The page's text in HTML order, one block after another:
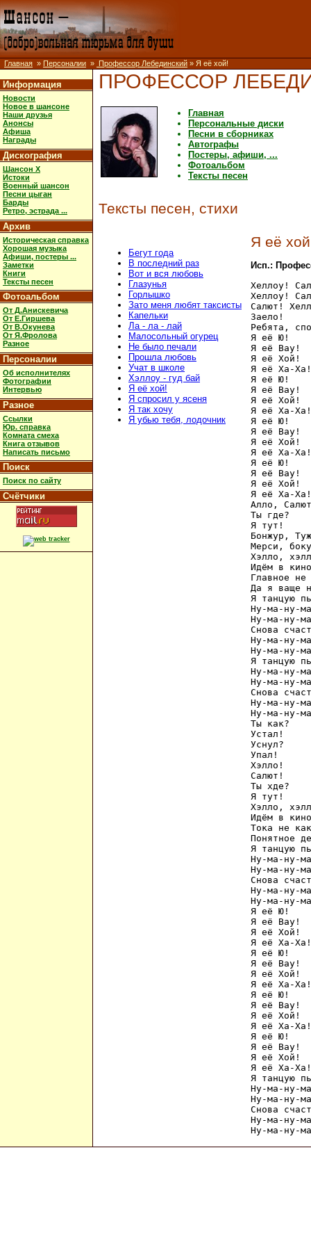
Главная » Персоналии » Профессор Лебединский » Я её хой!
Информация
Новости
Новое в шансоне
Наши друзья
Анонсы
Афиша
Награды
Дискография
Шансон X
Истоки
Военный шансон
Песни цыган
Барды
Ретро, эстрада ...
Архив
Историческая справка
Хорошая музыка
Афиши, постеры ...
Заметки
Книги
Тексты песен
Фотоальбом
От Д.Анискевича
От Е.Гиршева
От В.Окунева
От Я.Фролова
Разное
Персоналии
Об исполнителях
Фотографии
Интервью
Разное
Ссылки
Юр. справка
Комната смеха
Книга отзывов
Написать письмо
Поиск
Поиск по сайту
Счётчики
ПРОФЕССОР
Главная
Персональные диски
Песни в сборниках
Автографы
Постеры, афиши, ...
Фотоальбом
Тексты песен
Тексты песен, стихи
Бегут года
В последний раз
Вот и вся любовь
Глазунья
Горлышко
Зато меня любят таксисты
Капельки
Ла - ла - лай
Малосольный огурец
Не было печали
Прошла любовь
Учат в школе
Хэллоу - гуд бай
Я её хой!
Я спросил у ясеня
Я так хочу
Я убью тебя, лодочник
Я её
Исп.:
Хеллоу!
Хеллоу!
Салют!
Заело!
Ребята,
Я её Ю!
Я её Вау!
Я её Хой!
Я её Ха-Ха!
Я её Ю!
Я её Вау!
Я её Хой!
Я её Ха-Ха!
Я её Ю!
Я её Вау!
Я её Хой!
Я её Ха-Ха!
Я её Ю!
Я её Вау!
Я её Хой!
Я её Ха-Ха!
Алло,
Ты где?
Я тут!
Бонжур,
Мерси,
Хэлло,
Идём в
Главное не
Да я ваще
Я танцую
Ну-ма-ну-
Ну-ма-ну-
Снова
Ну-ма-ну-
Ну-ма-ну-
Я танцую
Ну-ма-ну-
Ну-ма-ну-
Снова
Ну-ма-ну-
Ну-ма-ну-
Ты как?
Устал!
Уснул?
Упал!
Хэлло!
Салют!
Ты хде?
Я тут!
Хэлло,
Идём в
Тока не
Понятное
Я танцую
Ну-ма-ну-
Ну-ма-ну-
Снова
Ну-ма-ну-
Ну-ма-ну-
Я её Ю!
Я её Вау!
Я её Хой!
Я её Ха-Ха!
Я её Ю!
Я её Вау!
Я её Хой!
Я её Ха-Ха!
Я её Ю!
Я её Вау!
Я её Хой!
Я её Ха-Ха!
Я её Ю!
Я её Вау!
Я её Хой!
Я её Ха-Ха!
Я танцую
Ну-ма-ну-
Ну-ма-ну-
Снова
Ну-ма-ну-
Ну-ма-ну-